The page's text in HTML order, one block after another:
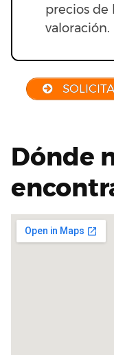
precios de
valoración.
Dónde